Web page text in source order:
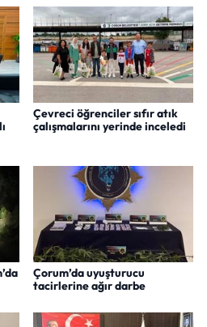
Çevreci öğrenciler sıfır atık
çalışmalarını yerinde inceledi
Çorum’da uyuşturucu
tacirlerine ağır darbe